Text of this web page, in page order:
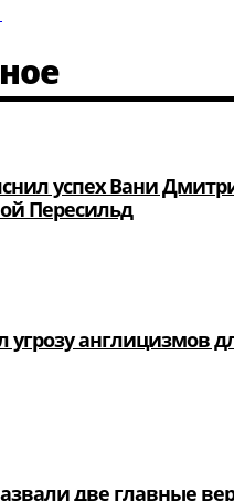
успех Вани
Пересильд
угрозу англицизмов
две главные